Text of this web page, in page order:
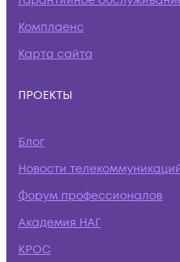
Комплаенс
Карта сайта
ПРОЕКТЫ
Блог
Новости
Форум профессионалов
Академия НАГ
КРОС